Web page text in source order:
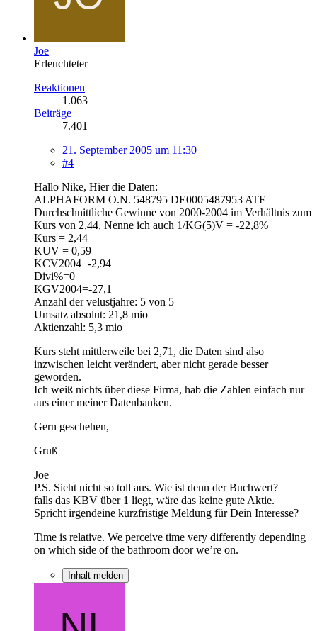
Joe
Erleuchteter
Reaktionen
1.063
Beiträge
7.401
21. September 2005 um 11:30
#4
Hallo Nike, Hier die Daten:
ALPHAFORM O.N. 548795 DE0005487953 ATF
Durchschnittliche Gewinne von 2000-2004 im Verhältnis zum
Kurs von 2,44, Nenne ich auch 1/KG(5)V = -22,8%
Kurs = 2,44
KUV = 0,59
KCV2004=-2,94
Divi%=0
KGV2004=-27,1
Anzahl der velustjahre: 5 von 5
Umsatz absolut: 21,8 mio
Aktienzahl: 5,3 mio
Kurs steht mittlerweile bei 2,71, die Daten sind also
inzwischen leicht verändert, aber nicht gerade besser
geworden.
Ich weiß nichts über diese Firma, hab die Zahlen einfach nur
aus einer meiner Datenbanken.
Gern geschehen,
Gruß
Joe
P.S. Sieht nicht so toll aus. Wie ist denn der Buchwert?
falls das KBV über 1 liegt, wäre das keine gute Aktie.
Spricht irgendeine kurzfristige Meldung für Dein Interesse?
Time is relative. We perceive time very differently depending
on which side of the bathroom door we’re on.
Inhalt melden